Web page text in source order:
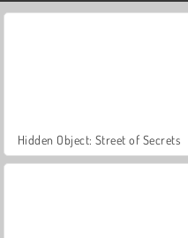
Hidden Object: Street of Secrets